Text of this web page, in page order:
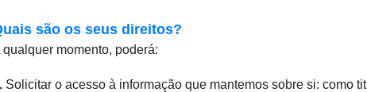
são os seus direitos?
qualquer momento, poderá:
Solicitar o acesso à informação que mantemos sobre si: como